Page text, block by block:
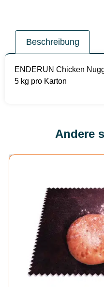
Beschreibung
ENDERUN Chicken
5 kg pro Karton
Andere